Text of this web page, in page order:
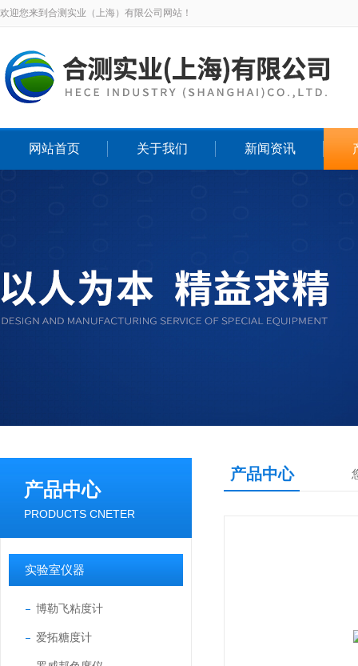
欢迎您来到合测实业（上海）有限公司网站！
网站首页 关于我们 新闻资讯
产品中心
PRODUCTS CNETER
实验室仪器
博勒飞粘度计
爱拓糖度计
产品中心